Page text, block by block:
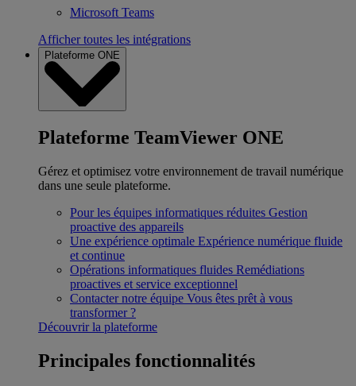
Microsoft Teams
Afficher toutes les intégrations
Plateforme ONE
Plateforme TeamViewer ONE
Gérez et optimisez votre environnement de travail numérique
dans une seule plateforme.
Pour les équipes informatiques réduites Gestion
proactive des appareils
Une expérience optimale Expérience numérique fluide
et continue
Opérations informatiques fluides Remédiations
proactives et service exceptionnel
Contacter notre équipe Vous êtes prêt à vous
transformer ?
Découvrir la plateforme
Principales fonctionnalités